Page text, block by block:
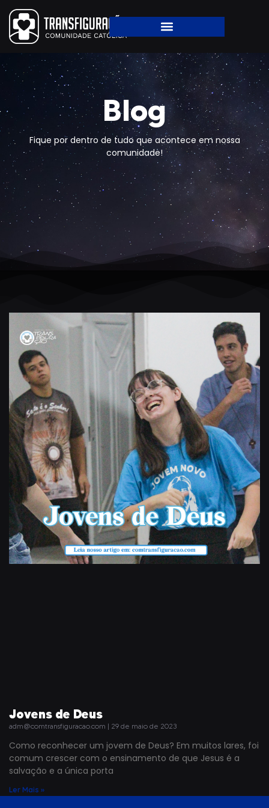
Blog
Fique por dentro de tudo que acontece em nossa
comunidade!
Jovens de Deus
adm@comtransfiguracao.com 29 de maio de 2023
Como reconhecer um jovem de Deus? Em muitos lares, foi
comum crescer com o ensinamento de que Jesus é a
salvação e a única porta
Ler Mais »